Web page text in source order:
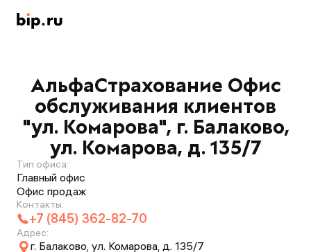
АльфаСтрахование Офис
обслуживания клиентов
"ул. Комарова", г. Балаково,
ул. Комарова, д. 135/7
Тип офиса:
Главный офис
Офис продаж
Контакты:
+7 (845) 362-82-70
Адрес:
г. Балаково, ул. Комарова, д. 135/7